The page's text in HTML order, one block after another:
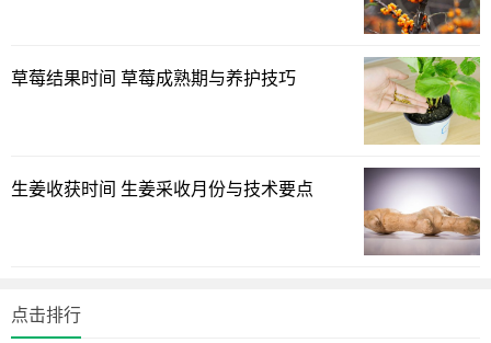
6.8区间。榕树类植物使用后，叶片厚度增加0.15mm。
竹炭灰与秸秆灰需区别对待，前者EC值应≤0.8ms/cm。与
食用醋营养液：酸碱调节剂
草莓结果时间 草莓成熟期与养护技巧
生姜收获时间 生姜采收月份与技术要点
点击排行